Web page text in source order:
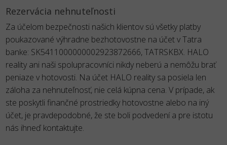
Rezervácia nehnuteľnosti
Za účelom bezpečnosti našich klientov sú všetky platby
poukazované výhradne bezhotovostne na účet v Tatra
banke: SK5411000000002923872666, TATRSKBX. HALO
reality ani naši spolupracovníci nikdy neberú a nemôžu brať
peniaze v hotovosti. Na účet HALO reality sa posiela len
záloha za nehnuteľnosť, nie celá kúpna cena. V prípade, ak
ste poskytli finančné prostriedky hotovostne alebo na iný
účet, je pravdepodobné, že ste boli podvedení a pre istotu
nás ihneď kontaktujte.